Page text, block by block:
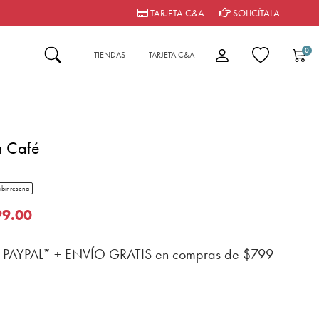
TARJETA C&A SOLICÍTALA
TIENDAS TARJETA C&A 0
Café
del cliente
rating
reseña
de
+ ENVÍO GRATIS en compras de $799